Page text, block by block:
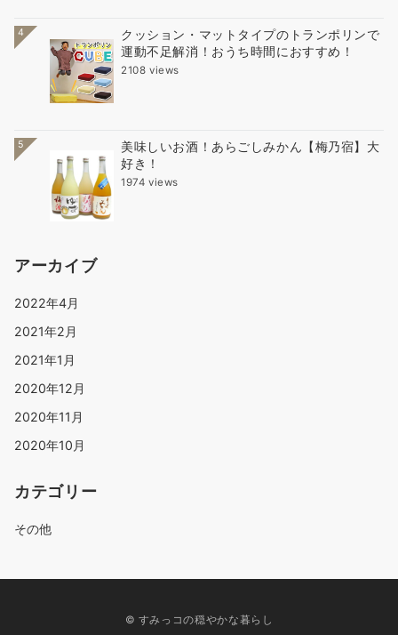
4
クッション・マットタイプのトランポリンで
運動不足解消！おうち時間におすすめ！
2108 views
5
美味しいお酒！あらごしみかん【梅乃宿】大
好き！
1974 views
アーカイブ
2022年4月
2021年2月
2021年1月
2020年12月
2020年11月
2020年10月
カテゴリー
その他
© すみっコの穏やかな暮らし